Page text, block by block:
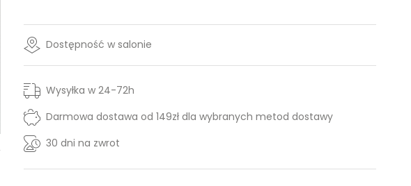
Dostępność w salonie
Wysyłka w 24-72h
Darmowa dostawa od 149zł dla wybranych metod dostawy
30 dni na zwrot